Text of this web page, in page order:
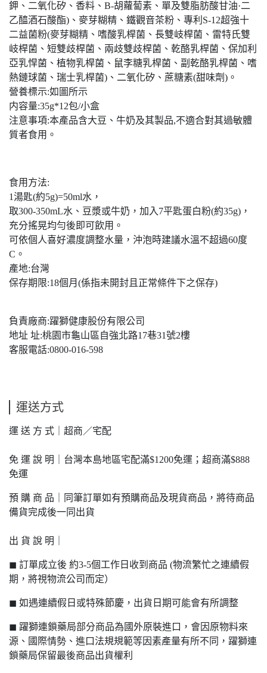
鉀、二氧化矽、香料、B-胡蘿蔔素、單及雙脂肪酸甘油·二
乙醯酒石酸酯)、麥芽糊精、鐵觀音茶粉、專利S-12超強十
二益菌粉(麥芽糊精、嗜酸乳桿菌、長雙岐桿菌、雷特氏雙
岐桿菌、短雙歧桿菌、兩歧雙歧桿菌、乾酪乳桿菌、保加利
亞乳悍菌、植物乳桿菌、鼠李糖乳桿菌、副乾酪乳桿菌、嗜
熱鏈球菌、瑞士乳桿菌)、二氧化矽、蔗糖素(甜味劑)。
營養標示:如圖所示
内容量:35g*12包/小盒
注意事項:本產品含大豆、牛奶及其製品,不適合對其過敏體
質者食用。
食用方法:
1湯匙(約5g)=50ml水，
取300-350mL水、豆漿或牛奶，加入7平匙蛋白粉(約35g)，
充分搖晃均勻後即可飲用。
可依個人喜好濃度調整水量，沖泡時建議水溫不超過60度
C。
產地:台灣
保存期限:18個月(係指未開封且正常條件下之保存)
負責廠商:躍獅健康股份有限公司
地址 址:桃園市龜山區自強北路17巷31號2樓
客服電話:0800-016-598
運送方式
運 送 方 式｜超商／宅配
免 運 說 明｜台灣本島地區宅配滿$1200免運；超商滿$888
免運
預 購 商 品｜同筆訂單如有預購商品及現貨商品，將待商品
備貨完成後一同出貨
出 貨 說 明｜
◼ 訂單成立後 約3-5個工作日收到商品 (物流繁忙之連續假
期，將視物流公司而定）
◼ 如遇連續假日或特殊節慶，出貨日期可能會有所調整
◼ 躍獅連鎖藥局部分商品為國外原裝進口，會因原物料來
源、國際情勢、進口法規規範等因素產量有所不同，躍獅連
鎖藥局保留最後商品出貨權利